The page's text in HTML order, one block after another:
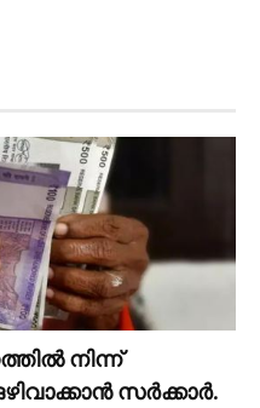
നിന്ന്
സർക്കാർ.